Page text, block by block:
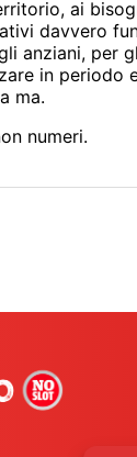
ai
davvero
anziani, per
in periodo
ma.
numeri.